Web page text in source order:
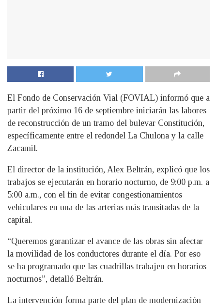
El Fondo de Conservación Vial (FOVIAL) informó que a
partir del próximo 16 de septiembre iniciarán las labores
de reconstrucción de un tramo del bulevar Constitución,
específicamente entre el redondel La Chulona y la calle
Zacamil.
El director de la institución, Alex Beltrán, explicó que los
trabajos se ejecutarán en horario nocturno, de 9:00 p.m. a
5:00 a.m., con el fin de evitar congestionamientos
vehiculares en una de las arterias más transitadas de la
capital.
“Queremos garantizar el avance de las obras sin afectar
la movilidad de los conductores durante el día. Por eso
se ha programado que las cuadrillas trabajen en horarios
nocturnos”, detalló Beltrán.
La intervención forma parte del plan de modernización